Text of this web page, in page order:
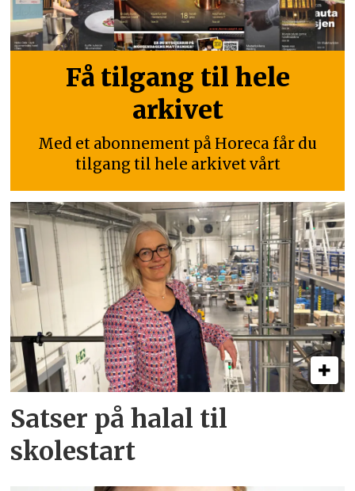
Få tilgang til hele
arkivet
Med et abonnement på Horeca får du
tilgang til hele arkivet vårt
Satser på halal til
skolestart